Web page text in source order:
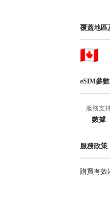
覆蓋地區
eSIM參數
服務支
數據
服務政策
購買有效